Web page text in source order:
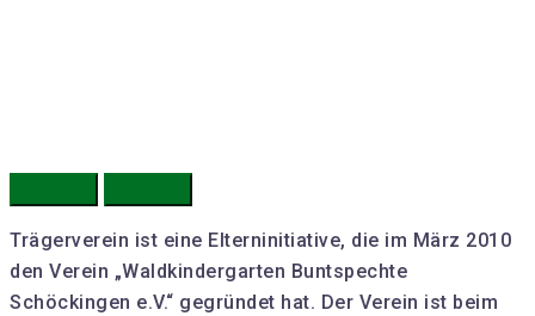
Trägerverein ist eine Elterninitiative, die im März 2010
den Verein „Waldkindergarten Buntspechte
Schöckingen e.V.“ gegründet hat. Der Verein ist beim